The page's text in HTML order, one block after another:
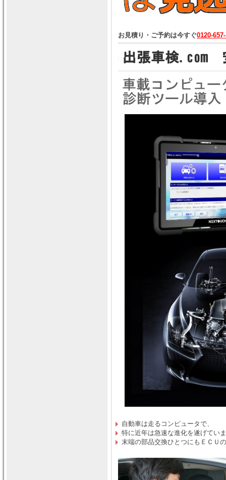
お見積り・ご予約は今すぐ0120-
自動車は走るコンピュータで、
特に近年は急速な進化を遂げてい
末端の部品交換ひとつにもＥＣＵ